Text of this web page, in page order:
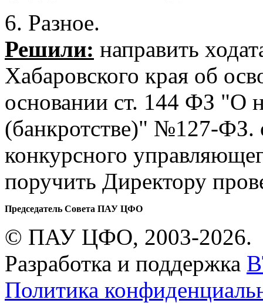
6. Разное.
Решили: направить
Хабаровского края об
основании ст. 144 ФЗ "О
(банкротстве)" №127-ФЗ.
конкурсного
поручить Директору
Председатель Совета ПАУ ЦФО
© ПАУ ЦФО, 2003-2026.
Разработка и поддержка
Политика